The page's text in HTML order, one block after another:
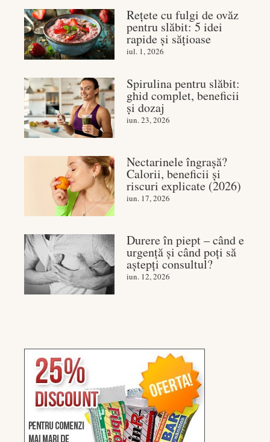
Rețete cu fulgi de ovăz
pentru slăbit: 5 idei
rapide și sățioase
iul. 1, 2026
Spirulina pentru slăbit:
ghid complet, beneficii
și dozaj
iun. 23, 2026
Nectarinele îngrașă?
Calorii, beneficii și
riscuri explicate (2026)
iun. 17, 2026
Durere în piept – când e
urgență și când poți să
aștepți consultul?
iun. 12, 2026